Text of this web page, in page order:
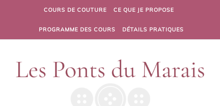
Skip to contentCOURS DE COUTURE CE QUE JE PROPOSE
PROGRAMME DES COURS DÉTAILS PRATIQUES